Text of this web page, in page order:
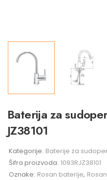
Baterija za
JZ38101
Kategorije: Baterije za
Šifra proizvoda: 1093RJZ38101
Oznake: Rosan baterije,